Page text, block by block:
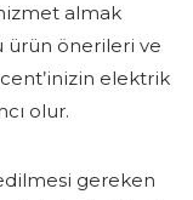
almak
ürün önerileri ve
elektrik
olur.
gereken